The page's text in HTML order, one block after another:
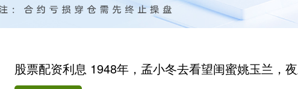
股票配资利息 1948年，孟小冬去看望闺蜜姚玉兰，